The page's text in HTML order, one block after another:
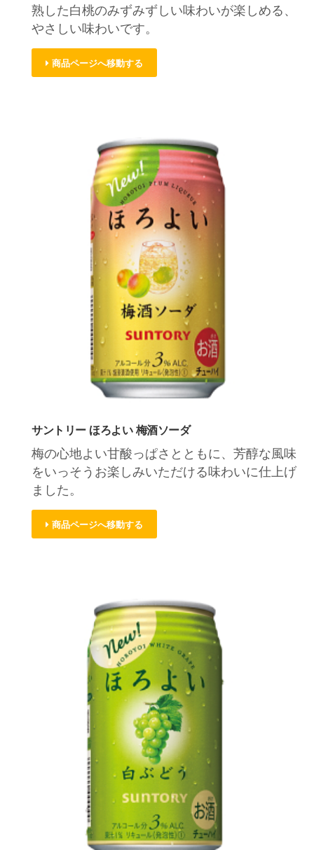
熟した白桃のみずみずしい味わいが楽しめる、
やさしい味わいです。
商品ページへ移動する
サントリー ほろよい 梅酒ソーダ
梅の心地よい甘酸っぱさとともに、芳醇な風味
をいっそうお楽しみいただける味わいに仕上げ
ました。
商品ページへ移動する